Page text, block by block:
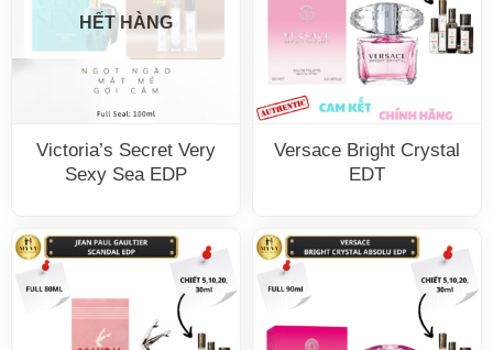
HẾT HÀNG
Victoria’s Secret Very
Sexy Sea EDP
Versace Bright Crystal
EDT